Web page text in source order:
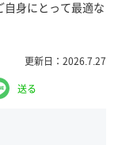
身にとって最適な
更新日：2026.7.27
送る